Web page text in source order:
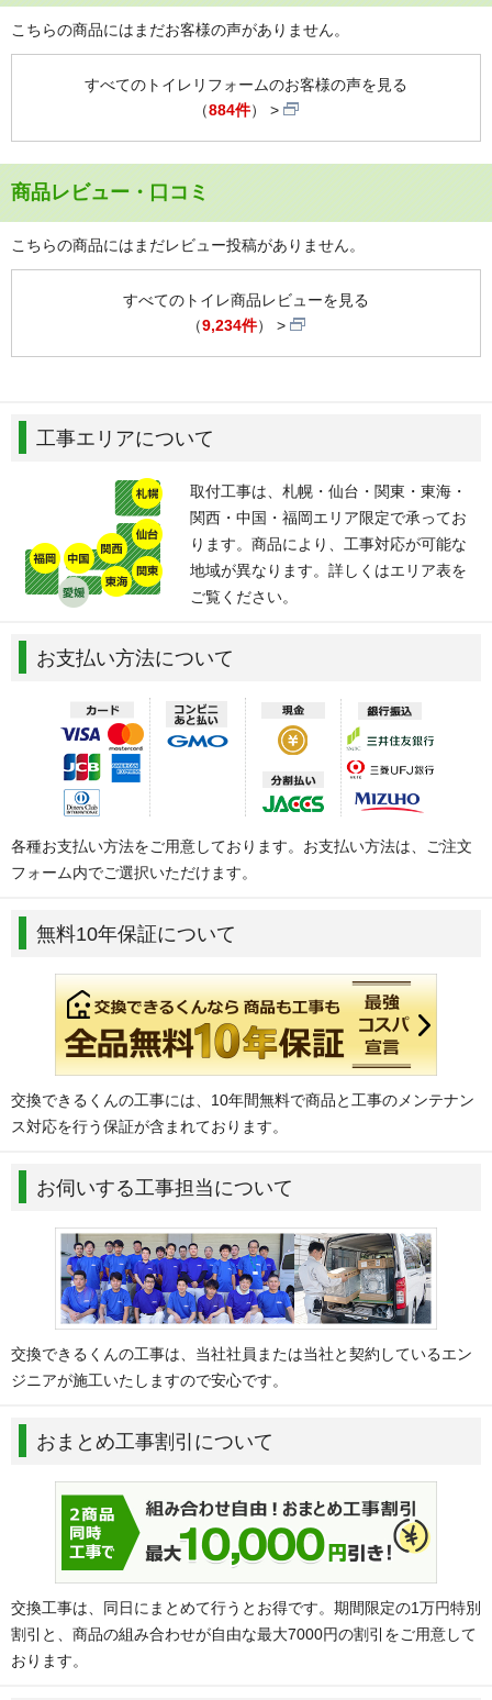
こちらの商品にはまだお客様の声がありません。
すべてのトイレリフォームのお客様の声を見る
（884件）
商品レビュー・口コミ
こちらの商品にはまだレビュー投稿がありません。
すべてのトイレ商品レビューを見る
（9,234件）
工事エリアについて
取付工事は、札幌・仙台・関東・東海・
関西・中国・福岡エリア限定で承ってお
ります。商品により、工事対応が可能な
地域が異なります。詳しくはエリア表を
ご覧ください。
お支払い方法について
各種お支払い方法をご用意しております。お支払い方法は、ご注文
フォーム内でご選択いただけます。
無料10年保証について
交換できるくんの工事には、10年間無料で商品と工事のメンテナン
ス対応を行う保証が含まれております。
お伺いする工事担当について
交換できるくんの工事は、当社社員または当社と契約しているエン
ジニアが施工いたしますので安心です。
おまとめ工事割引について
交換工事は、同日にまとめて行うとお得です。期間限定の1万円特別
割引と、商品の組み合わせが自由な最大7000円の割引をご用意して
おります。